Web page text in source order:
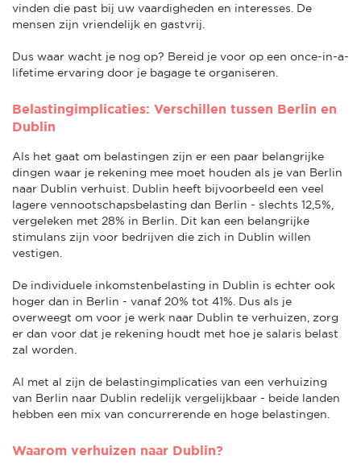
vinden die past bij uw vaardigheden en interesses. De
mensen zijn vriendelijk en gastvrij.
Dus waar wacht je nog op? Bereid je voor op een once-in-a-
lifetime ervaring door je bagage te organiseren.
Belastingimplicaties: Verschillen tussen Berlin en
Dublin
Als het gaat om belastingen zijn er een paar belangrijke
dingen waar je rekening mee moet houden als je van Berlin
naar Dublin verhuist. Dublin heeft bijvoorbeeld een veel
lagere vennootschapsbelasting dan Berlin - slechts 12,5%,
vergeleken met 28% in Berlin. Dit kan een belangrijke
stimulans zijn voor bedrijven die zich in Dublin willen
vestigen.
De individuele inkomstenbelasting in Dublin is echter ook
hoger dan in Berlin - vanaf 20% tot 41%. Dus als je
overweegt om voor je werk naar Dublin te verhuizen, zorg
er dan voor dat je rekening houdt met hoe je salaris belast
zal worden.
Al met al zijn de belastingimplicaties van een verhuizing
van Berlin naar Dublin redelijk vergelijkbaar - beide landen
hebben een mix van concurrerende en hoge belastingen.
Waarom verhuizen naar Dublin?